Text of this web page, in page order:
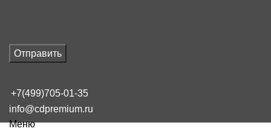
Отправить
+7(499)705-01-35
info@cdpremium.ru
Меню